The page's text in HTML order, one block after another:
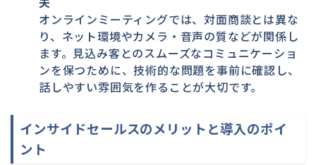
オンラインミーティングでは、対面商談とは異な
り、ネット環境やカメラ・音声の質などが関係し
ます。見込み客とのスムーズなコミュニケーショ
ンを保つために、技術的な問題を事前に確認し、
話しやすい雰囲気を作ることが大切です。
インサイドセールスのメリットと導入のポイ
ント